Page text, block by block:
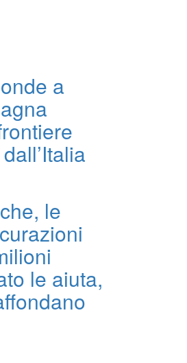
a
le
le aiuta,